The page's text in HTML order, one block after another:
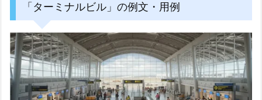
「ターミナルビル」の例文・用例